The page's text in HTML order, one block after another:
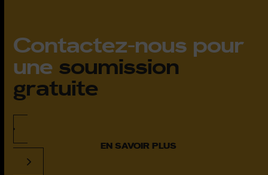
Contactez-nous pour
une soumission
gratuite
EN SAVOIR PLUS